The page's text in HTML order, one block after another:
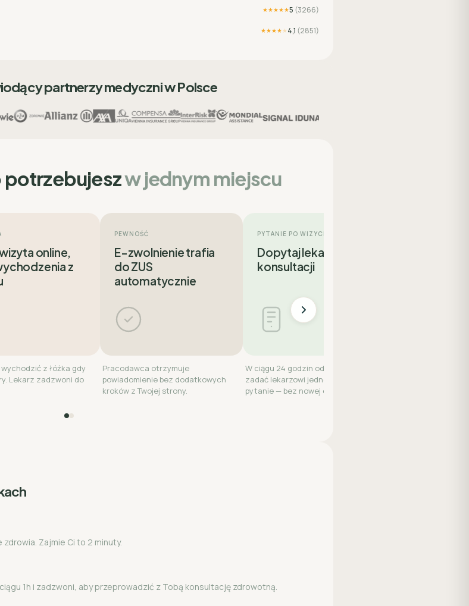
★★★★★5 (3266)
★★★★★4,1 (2851)
partnerzy medyczni w Polsce
potrzebujeszw jednym miejscu
online,
z
z łóżka gdy
Lekarz zadzwoni do
PEWNOŚĆ
E-zwolnienie trafia
do ZUS
automatycznie
Pracodawca otrzymuje
powiadomienie bez dodatkowych
kroków z Twojej strony.
PYTANIE PO WIZYCIE
Dopytaj lekarza po
konsultacji
W ciągu 24 godzin od wizyty możesz
zadać lekarzowi jedno dodatkowe
pytanie — bez nowej opłaty.
Zajmie Ci to 2 minuty.
1h i zadzwoni, aby przeprowadzić z Tobą konsultację zdrowotną.